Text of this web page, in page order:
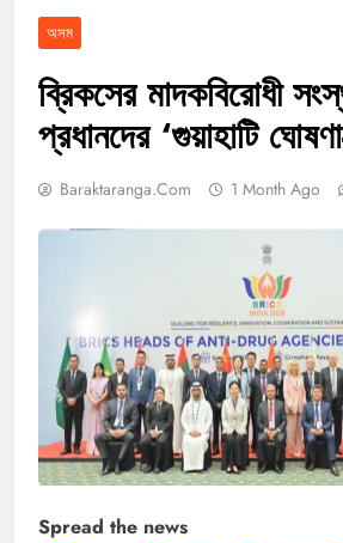
অসম
ব্রিকসের মাদকবিরোধী
প্রধানদের ‘গুয়াহাটি
Baraktaranga.com 1 Month Ago
Spread the news